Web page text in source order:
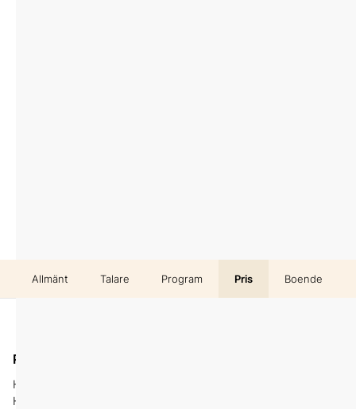
Allmänt Talare Program Pris Boende
På plats
Hotell Hasselbacken
Hazeliusbacken 20